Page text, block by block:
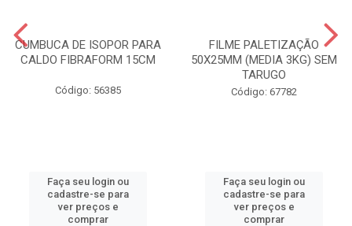
CUMBUCA DE ISOPOR PARA
CALDO FIBRAFORM 15CM
Código: 56385
Faça seu login ou
cadastre-se para
ver preços e
comprar
FILME PALETIZAÇÃO
50X25MM (MEDIA 3KG) SEM
TARUGO
Código: 67782
Faça seu login ou
cadastre-se para
ver preços e
comprar